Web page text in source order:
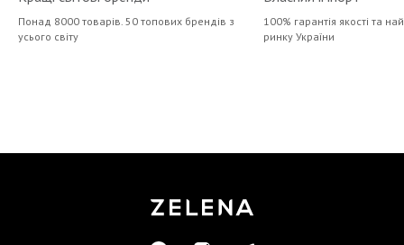
Понад 8000 товарів. 50 топових брендів з
усього світу
100% гарантія якості та
ринку України